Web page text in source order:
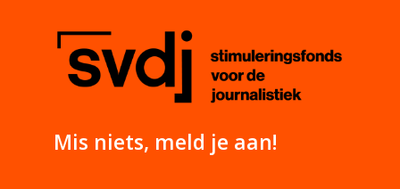
Mis niets, meld je aan!